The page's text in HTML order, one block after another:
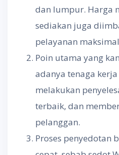
dan lumpur. Harga
sediakan juga
pelayanan
Poin utama yang
adanya tenaga
melakukan
terbaik, dan
pelanggan.
Proses penyedotan